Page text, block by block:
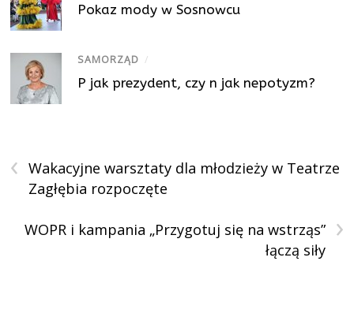
Pokaz mody w Sosnowcu
SAMORZĄD /
P jak prezydent, czy n jak nepotyzm?
‹
Wakacyjne warsztaty dla młodzieży w Teatrze
Zagłębia rozpoczęte
›
WOPR i kampania „Przygotuj się na wstrząs”
łączą siły